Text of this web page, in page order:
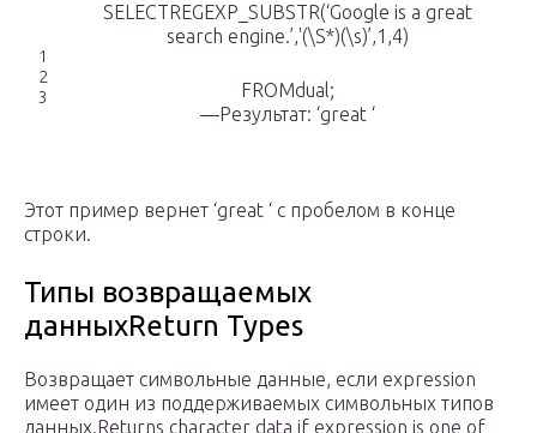
1
2
3
SELECTREGEXP_SUBSTR(‘Google is a great
search engine.’,'(\S*)(\s)’,1,4)
FROMdual;
—Результат: ‘great ‘
Этот пример вернет ‘great ‘ с пробелом в конце
строки.
Типы возвращаемых
данныхReturn Types
Возвращает символьные данные, если expression
имеет один из поддерживаемых символьных типов
данных.Returns character data if expression is one of